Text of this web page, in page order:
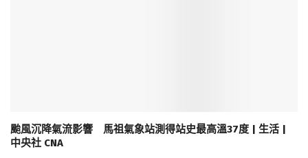
颱風沉降氣流影響 馬祖氣象站測得站史最高溫37度 | 生活 |
中央社 CNA